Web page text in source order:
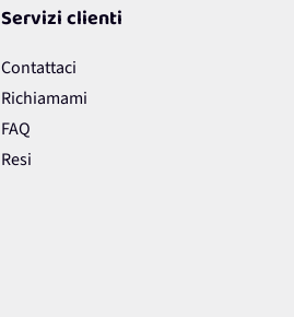
Servizi clienti
Contattaci
Richiamami
FAQ
Resi